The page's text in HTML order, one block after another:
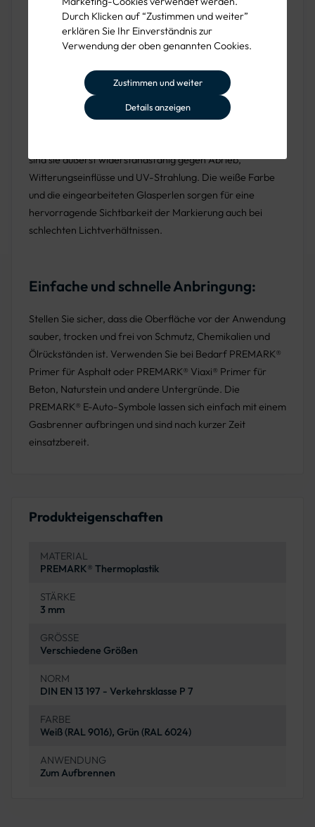
Durch Klicken auf “Zustimmen und weiter”
erklären Sie Ihr Einverständnis zur
Verwendung der oben genannten Cookies.
Zustimmen und weiter
Details anzeigen
erkennbar.
Langlebigkeit und Sichtbarkeit:
Die PREMARK® E-Auto-Symbole bestehen aus
sind sie äußerst widerstandsfähig gegen Abrieb,
Witterungseinflüsse und UV-Strahlung. Die weiße Farbe
und die eingearbeiteten Glasperlen sorgen für eine
hervorragende Sichtbarkeit der Markierung auch bei
schlechten Lichtverhältnissen.
Einfache und schnelle Anbringung:
Stellen Sie sicher, dass die Oberfläche vor der Anwendung
sauber, trocken und frei von Schmutz, Chemikalien und
Ölrückständen ist. Verwenden Sie bei Bedarf PREMARK®
Primer für Asphalt oder PREMARK® Viaxi® Primer für
Beton, Naturstein und andere Untergründe. Die
PREMARK® E-Auto-Symbole lassen sich einfach mit einem
Gasbrenner aufbringen und sind nach kurzer Zeit
einsatzbereit.
Produkteigenschaften
MATERIAL
PREMARK® Thermoplastik
STÄRKE
3 mm
GRÖSSE
Verschiedene Größen
NORM
DIN EN 13 197 - Verkehrsklasse P 7
FARBE
Weiß (RAL 9016), Grün (RAL 6024)
ANWENDUNG
Zum Aufbrennen